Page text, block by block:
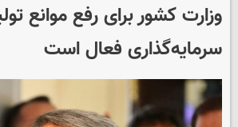
وزارت کشور برای رفع موانع
سرمایه‌گذاری فعال است